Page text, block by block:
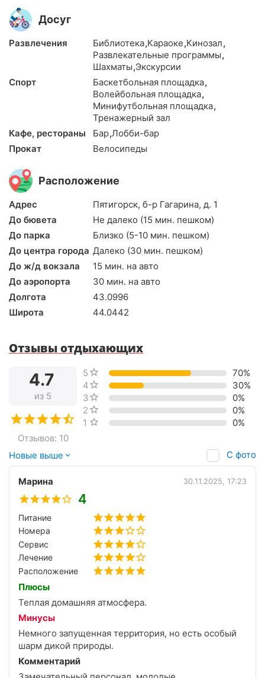
Досуг
Развлечения Библиотека,Караоке,Кинозал,
Развлекательные программы,
Шахматы,Экскурсии
Спорт
Баскетбольная площадка,
Волейбольная площадка,
Минифутбольная площадка,
Тренажерный зал
Кафе, рестораны
Бар,Лобби-бар
Прокат
Велосипеды
Расположение
Адрес
Пятигорск, б-р Гагарина, д. 1
До бювета
Не далеко (15 мин. пешком)
До парка
Близко (5-10 мин. пешком)
До центра города Далеко (30 мин. пешком)
До ж/д вокзала
15 мин. на авто
До аэропорта
30 мин. на авто
Долгота
43.0996
Широта
44.0442
Отзывы отдыхающих
4.7
из 5
Отзывов: 10
5 звёзд
70%
4 звезды
30%
3 звезды
0%
2 звезды
0%
1 звезда
0%
Новые выше С фото
Марина 30.11.2025, 17:23
4
Питание
Номера
Сервис
Лечение
Расположение
Плюсы
Теплая домашняя атмосфера.
Минусы
Немного запущенная территория, но есть особый
шарм дикой природы.
Комментарий